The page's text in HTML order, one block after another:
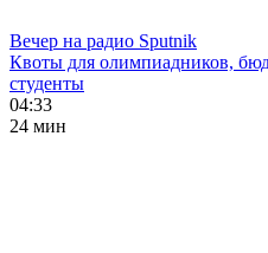
Вечер на радио Sputnik
Квоты для олимпиадников,
студенты
04:33
24 мин